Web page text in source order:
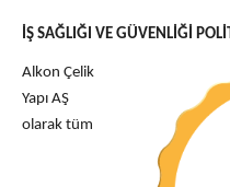
İŞ SAĞLIĞI VE
Alkon Çelik
Yapı AŞ
olarak tüm